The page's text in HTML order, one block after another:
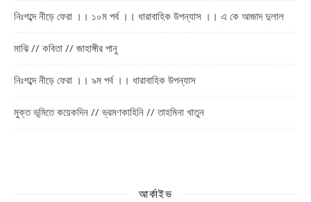
নিঃশব্দে নীড়ে ফেরা ।। ১০ম পর্ব ।। ধারাবাহিক উপন্যাস ।। এ কে আজাদ দুলাল
মাঝি // কবিতা // জাহাঙ্গীর পানু
নিঃশব্দে নীড়ে ফেরা ।। ৯ম পর্ব ।। ধারাবাহিক উপন্যাস
মুক্ত ভূমিতে কয়েকদিন // ভ্রমণকাহিনি // তাহমিনা খাতুন
আর্কাইভ